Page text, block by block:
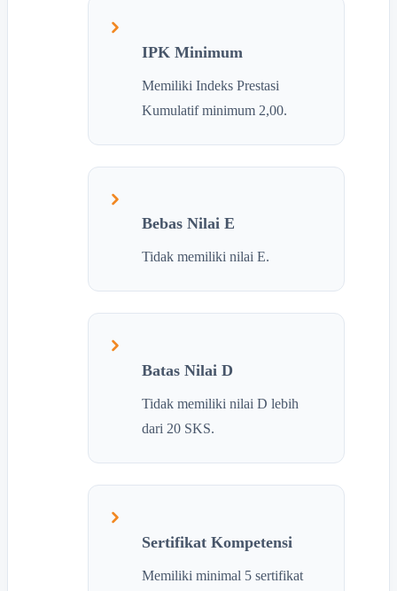
IPK Minimum
Memiliki Indeks Prestasi
Kumulatif minimum 2,00.
Bebas Nilai E
Tidak memiliki nilai E.
Batas Nilai D
Tidak memiliki nilai D lebih
dari 20 SKS.
Sertifikat Kompetensi
Memiliki minimal 5 sertifikat